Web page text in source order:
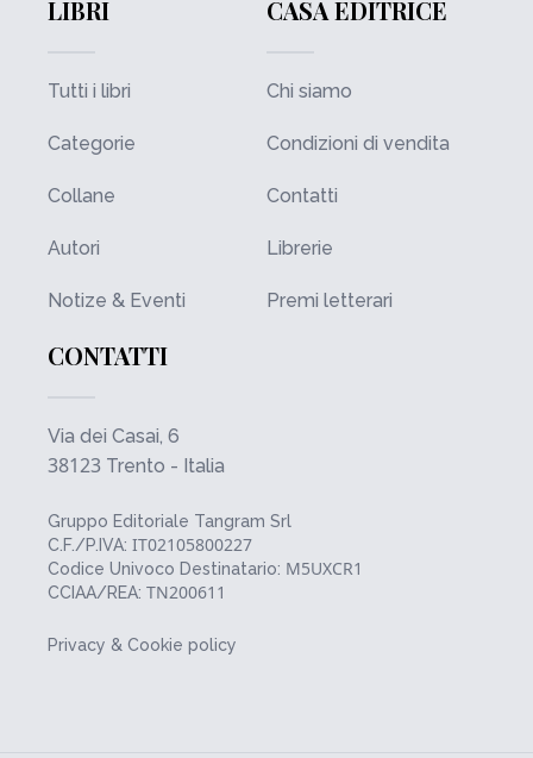
LIBRI
Tutti i libri
Categorie
Collane
Autori
Notize & Eventi
CASA EDITRICE
Chi siamo
Condizioni di vendita
Contatti
Librerie
Premi letterari
CONTATTI
Via dei Casai, 6
38123 Trento - Italia
Gruppo Editoriale Tangram Srl
C.F./P.IVA: IT02105800227
Codice Univoco Destinatario: M5UXCR1
CCIAA/REA: TN200611
Privacy & Cookie policy